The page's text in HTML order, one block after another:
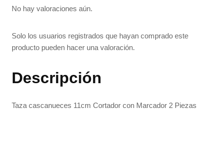
No hay valoraciones aún.
Solo los usuarios registrados que hayan comprado este
producto pueden hacer una valoración.
Descripción
Taza cascanueces 11cm Cortador con Marcador 2 Piezas